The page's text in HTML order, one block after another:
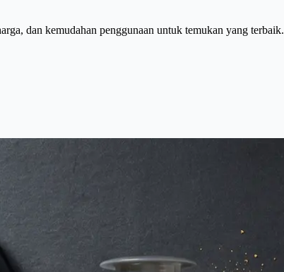
dan kemudahan penggunaan untuk temukan yang terbaik.